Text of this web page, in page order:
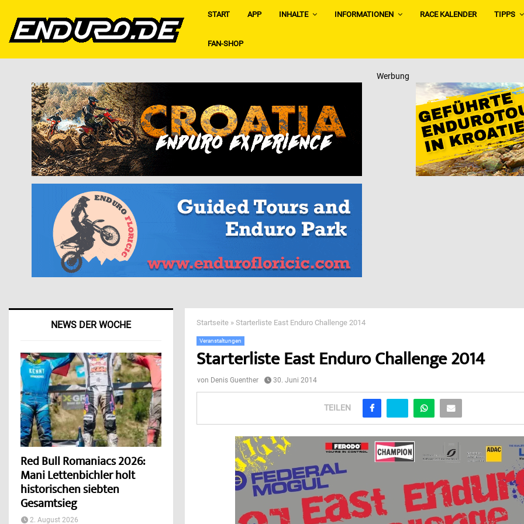
START APP INHALTE INFORMATIONEN RACE KALENDER TIPPS
FAN-SHOP
Werbung
Startseite »Starterliste East Enduro Challenge 2014
Veranstaltungen
Starterliste East Enduro Challenge 2014
von Denis Guenther 30. Juni 2014
TEILEN
NEWS DER WOCHE
Red Bull Romaniacs 2026:
Mani Lettenbichler holt
historischen siebten
Gesamtsieg
2. August 2026